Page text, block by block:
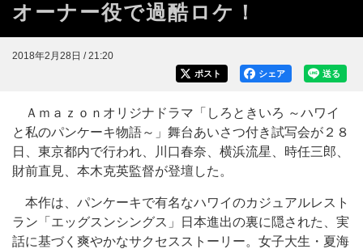
オーナー役で過酷ロケ！
2018年2月28日 / 21:20
送る
シェア
ポスト
Ａｍａｚｏｎオリジナドラマ「しろときいろ ～ハワイ
と私のパンケーキ物語～」舞台あいさつ付き試写会が２８
日、東京都内で行われ、川口春奈、横浜流星、時任三郎、
財前直見、本木克英監督が登壇した。
本作は、パンケーキで有名なハワイのカジュアルレスト
ラン「エッグスンシングス」日本進出の裏に隠された、実
話に基づく爽やかなサクセスストーリー。女子大生・夏海